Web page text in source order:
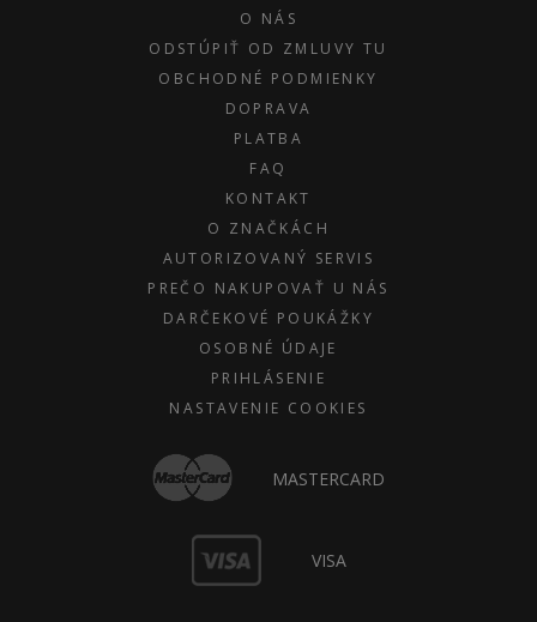
O NÁS
ODSTÚPIŤ OD ZMLUVY TU
OBCHODNÉ PODMIENKY
DOPRAVA
PLATBA
FAQ
KONTAKT
O ZNAČKÁCH
AUTORIZOVANÝ SERVIS
PREČO NAKUPOVAŤ U NÁS
DARČEKOVÉ POUKÁŽKY
OSOBNÉ ÚDAJE
PRIHLÁSENIE
NASTAVENIE COOKIES
MASTERCARD
VISA